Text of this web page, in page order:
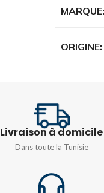
MARQUE
ORIGINE
SECTION
Livraison à domicile
Dans toute la Tunisie